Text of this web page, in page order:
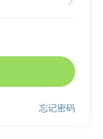
忘记密码